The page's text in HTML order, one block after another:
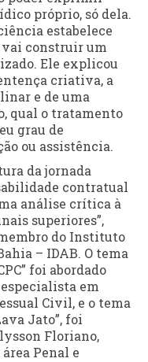
próprio, só dela.
estabelece
vai construir um
Ele explicou
criativa, a
e de uma
qual o tratamento
grau de
ou assistência.
da jornada
contratual
análise crítica à
superiores”,
do Instituto
– IDAB. O tema
foi abordado
em
Civil, e o tema
Jato”, foi
Floriano,
Penal e